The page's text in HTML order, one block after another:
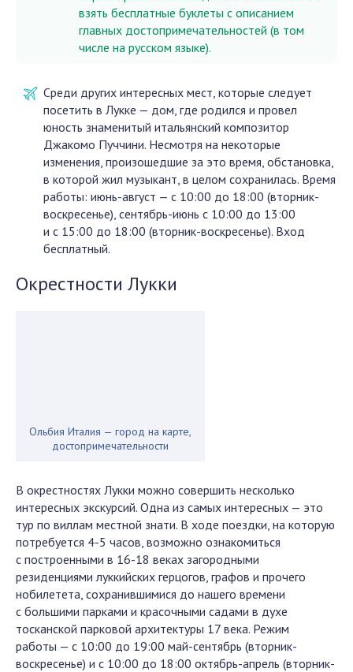
взять бесплатные буклеты с описанием
главных достопримечательностей (в том
числе на русском языке).
Среди других интересных мест, которые следует
посетить в Лукке — дом, где родился и провел
юность знаменитый итальянский композитор
Джакомо Пуччини. Несмотря на некоторые
изменения, произошедшие за это время, обстановка,
в которой жил музыкант, в целом сохранилась. Время
работы: июнь-август — с 10:00 до 18:00 (вторник-
воскресенье), сентябрь-июнь с 10:00 до 13:00
и с 15:00 до 18:00 (вторник-воскресенье). Вход
бесплатный.
Окрестности Лукки
Ольбия Италия — город на карте,
достопримечательности
В окрестностях Лукки можно совершить несколько
интересных экскурсий. Одна из самых интересных — это
тур по виллам местной знати. В ходе поездки, на которую
потребуется 4-5 часов, возможно ознакомиться
с построенными в 16-18 веках загородными
резиденциями луккийских герцогов, графов и прочего
нобилетета, сохранившимися до нашего времени
с большими парками и красочными садами в духе
тосканской парковой архитектуры 17 века. Режим
работы — с 10:00 до 19:00 май-сентябрь (вторник-
воскресенье) и с 10:00 до 18:00 октябрь-апрель (вторник-